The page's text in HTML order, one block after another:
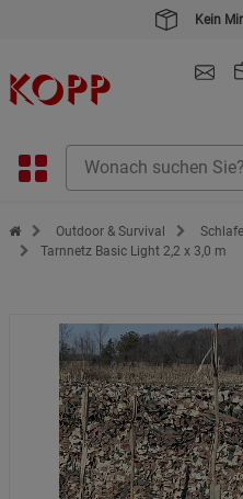
Kein
Zur Startseite des Kopp Verlag Online-
Outdoor & Survival
Tarnnetz Basic Light 2,2 x 3,0 m